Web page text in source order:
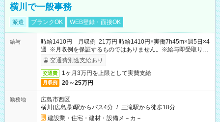
横川で一般事務
派遣 ブランクOK WEB登録・面接OK
給与
時給1410円 月収例 21万円 時給1410円×実働7h45m×週5日×4
週 ※月収例を保証するものではありません。※給与即受取りサ
ービス利用可（利用条件有）
交通費別途支給あり
交通費 1ヶ月3万円を上限として実費支給
月収例 20～25万円
勤務地
広島市西区
横川(広島県)駅からバス4分 / 三滝駅から徒歩18分
建設業・住宅・建材・設備メ－カ－